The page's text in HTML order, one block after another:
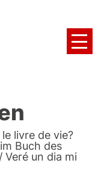
livre de vie?
Buch des
Veré un dia mi